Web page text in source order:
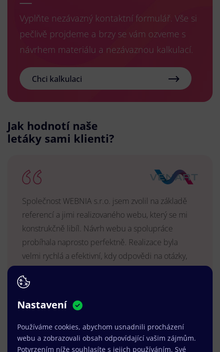
Vyplňte nezávazný kontaktní formulář. Vše si
pečlivě projdeme a brzy se vám ozveme s
návrhem materiálu a nezávaznou kalkulací.
Chci kalkulaci
Jak hodnotí naše
letáky sami klienti?
Společnost WEBNIA s.r.o. jsem zvolil na základě
referencí a jimi realizovaného webu, který se mi
konstrukčně libíl. Návrh webu a spolupráce
probíhala naprosto perfektně. Realizace byla
velmi rychlá a efektivní, kdy odpovědi na otázky,
vyřešilo k mé spokojenosti. Web je dlouhodobě
na pozitivním vnímání naší značky.
MUDr. Radek Vyšohlíd,
VENART s.r.o.
Nastavení
Používáme cookies, abychom usnadnili procházení
webu a zobrazovali obsah odpovídající vašim zájmům.
Potvrzením níže souhlasíte s jejich používáním. Své